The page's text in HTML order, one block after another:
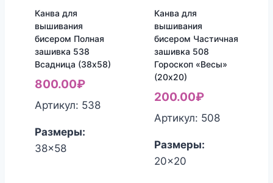
Канва для
вышивания
бисером Полная
зашивка 538
Всадница (38х58)
800.00₽
Артикул: 538
Размеры:
38x58
Канва для
вышивания
бисером Частичная
зашивка 508
Гороскоп «Весы»
(20х20)
200.00₽
Артикул: 508
Размеры:
20x20